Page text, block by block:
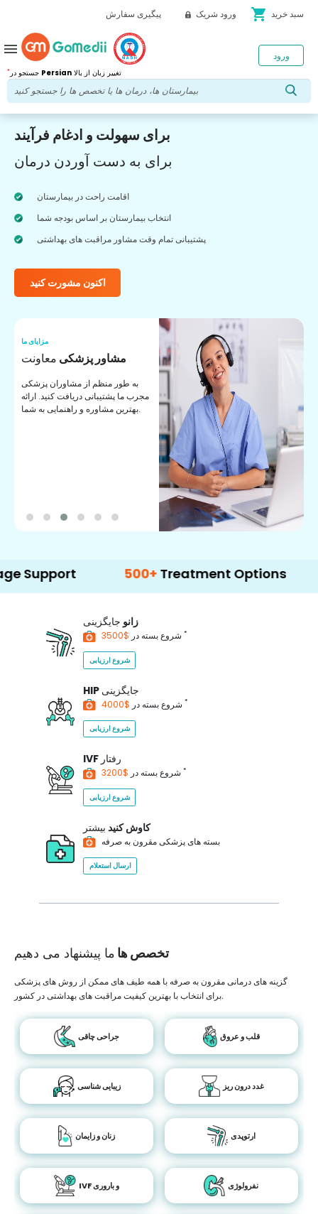
پیگیری سفارش ورود شریک shopping_cart سبد خرید
* Persian تغییر زبان از بالا
ورود menu
برای سهولت و ادغام فرآیند
برای به دست آوردن درمان
اقامت راحت در بیمارستان
انتخاب بیمارستان بر اساس بودجه شما
پشتیبانی تمام وقت مشاور مراقبت های بهداشتی
اکنون مشورت کنید
مزایای ما
مشاور پزشکی معاونت
به طور منظم از مشاوران پزشکی
مجرب ما پشتیبانی دریافت کنید. ارائه
بهترین مشاوره و راهنمایی به شما.
500+ Treatment Options
زانو جایگزینی
شروع بسته در *
شروع ارزیابی
HIP جایگزینی
شروع بسته در *
شروع ارزیابی
IVF رفتار
شروع بسته در *
شروع ارزیابی
کاوش کنید بیشتر
بسته های پزشکی مقرون به صرفه
ارسال استعلام
تخصص ها ما پیشنهاد می دهیم
گزینه های درمانی مقرون به صرفه با همه طیف های ممکن از روش های پزشکی
برای انتخاب با بهترین کیفیت مراقبت های بهداشتی در کشور.
جراحی چاقی قلب و عروق
زیبایی شناسی غدد درون ریز
زنان و زایمان ارتوپدی
IVF و باروری نفرولوژی